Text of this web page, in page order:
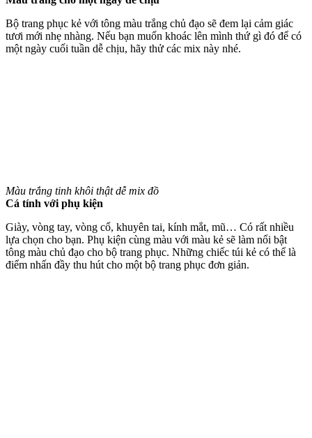
Bộ trang phục kẻ với tông màu trắng chủ đạo sẽ đem lại cảm giác
tươi mới nhẹ nhàng. Nếu bạn muốn khoác lên mình thứ gì đó để có
một ngày cuối tuần dễ chịu, hãy thử các mix này nhé.
Màu trắng tinh khôi thật dễ mix đồ
Cá tính với phụ kiện
Giày, vòng tay, vòng cổ, khuyên tai, kính mắt, mũ… Có rất nhiều
lựa chọn cho bạn. Phụ kiện cùng màu với màu kẻ sẽ làm nổi bật
tông màu chủ đạo cho bộ trang phục. Những chiếc túi kẻ có thể là
điểm nhấn đầy thu hút cho một bộ trang phục đơn giản.